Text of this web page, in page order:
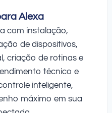
Alexa
com instalação,
de dispositivos,
criação de rotinas e
técnico e
inteligente,
máximo em sua